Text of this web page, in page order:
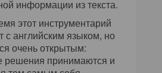
информации из текста.
этот инструментарий
с английским языком, но
очень открытым:
решения принимаются и